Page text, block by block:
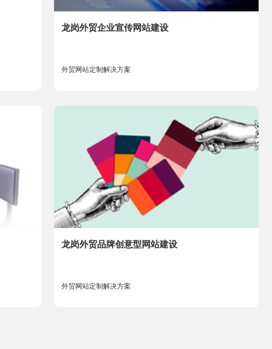
龙岗外贸企业宣传网站建设
外贸网站定制解决方案
龙岗外贸品牌创意型网站建设
外贸网站定制解决方案